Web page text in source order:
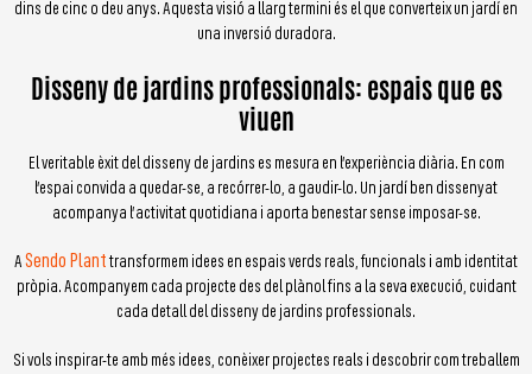
dins de cinc o deu anys. Aquesta visió a llarg termini és el que converteix un jardí en
una inversió duradora.
Disseny de jardins professionals: espais que es
viuen
El veritable èxit del disseny de jardins es mesura en l’experiència diària. En com
l’espai convida a quedar-se, a recórrer-lo, a gaudir-lo. Un jardí ben dissenyat
acompanya l’activitat quotidiana i aporta benestar sense imposar-se.
A Sendo Plant transformem idees en espais verds reals, funcionals i amb identitat
pròpia. Acompanyem cada projecte des del plànol fins a la seva execució, cuidant
cada detall del disseny de jardins professionals.
Si vols inspirar-te amb més idees, conèixer projectes reals i descobrir com treballem